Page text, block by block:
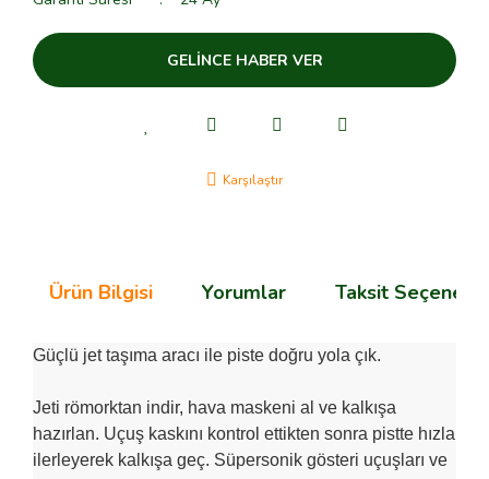
GELİNCE HABER VER
Karşılaştır
Ürün Bilgisi Yorumlar Taksit
Güçlü jet taşıma aracı ile piste doğru yola çık.
Jeti römorktan indir, hava maskeni al ve kalkışa
hazırlan. Uçuş kaskını kontrol ettikten sonra pistte hızla
ilerleyerek kalkışa geç. Süpersonik gösteri uçuşları ve